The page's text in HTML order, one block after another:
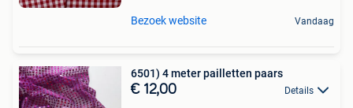
Bezoek website Vandaag
6501) 4 meter pailletten paars
€ 12,00 Details